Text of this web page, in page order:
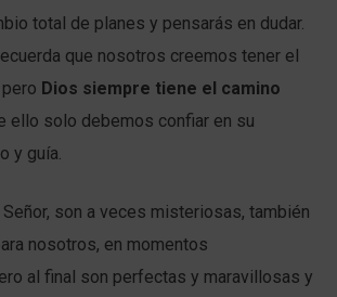
total de planes y pensarás en dudar.
que nosotros creemos tener el
Dios siempre tiene el camino
ello solo debemos confiar en su
y guía.
son a veces misteriosas, también
nosotros, en momentos
al final son perfectas y maravillosas y